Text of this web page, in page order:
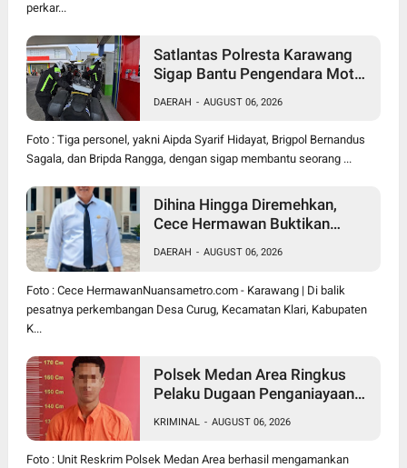
perkar...
Satlantas Polresta Karawang
Sigap Bantu Pengendara Motor
Apresiasi
DAERAH - AUGUST 06, 2026
Foto : Tiga personel, yakni Aipda Syarif Hidayat, Brigpol Bernandus
Sagala, dan Bripda Rangga, dengan sigap membantu seorang ...
Dihina Hingga Diremehkan,
Cece Hermawan Buktikan
Bangun Desa Curug
DAERAH - AUGUST 06, 2026
Foto : Cece HermawanNuansametro.com - Karawang | Di balik
pesatnya perkembangan Desa Curug, Kecamatan Klari, Kabupaten
K...
Polsek Medan Area Ringkus
Pelaku Dugaan Penganiayaan
Denai, Korban Alami Luka
Memar
KRIMINAL - AUGUST 06, 2026
Foto : Unit Reskrim Polsek Medan Area berhasil mengamankan